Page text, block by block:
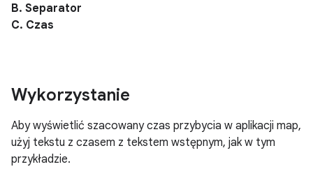
B. Separator
C. Czas
Wykorzystanie
Aby wyświetlić szacowany czas przybycia w aplikacji map,
użyj tekstu z czasem z tekstem wstępnym, jak w tym
przykładzie.